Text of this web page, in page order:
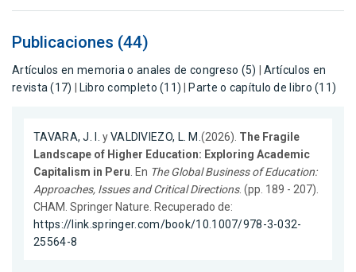
Publicaciones (44)
Artículos en memoria o anales de congreso (5)
Artículos en
revista (17)
Libro completo (11) Parte o capítulo de libro (11)
TAVARA, J. I. yVALDIVIEZO, L. M.(2026). The Fragile
Landscape of Higher Education: Exploring Academic
Capitalism in Peru . En The Global Business of Education:
Approaches, Issues and Critical Directions. (pp. 189 - 207).
CHAM. Springer Nature. Recuperado de:
https://link.springer.com/book/10.1007/978-3-032-
25564-8